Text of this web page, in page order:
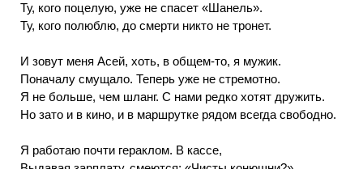
Ту, кого поцелую, уже не спасет «Шанель».
Ту, кого полюблю, до смерти никто не тронет.
И зовут меня Асей, хоть, в общем-то, я мужик.
Поначалу смущало. Теперь уже не стремотно.
Я не больше, чем шланг. С нами редко хотят дружить.
Но зато и в кино, и в маршрутке рядом всегда свободно.
Я работаю почти гераклом. В кассе,